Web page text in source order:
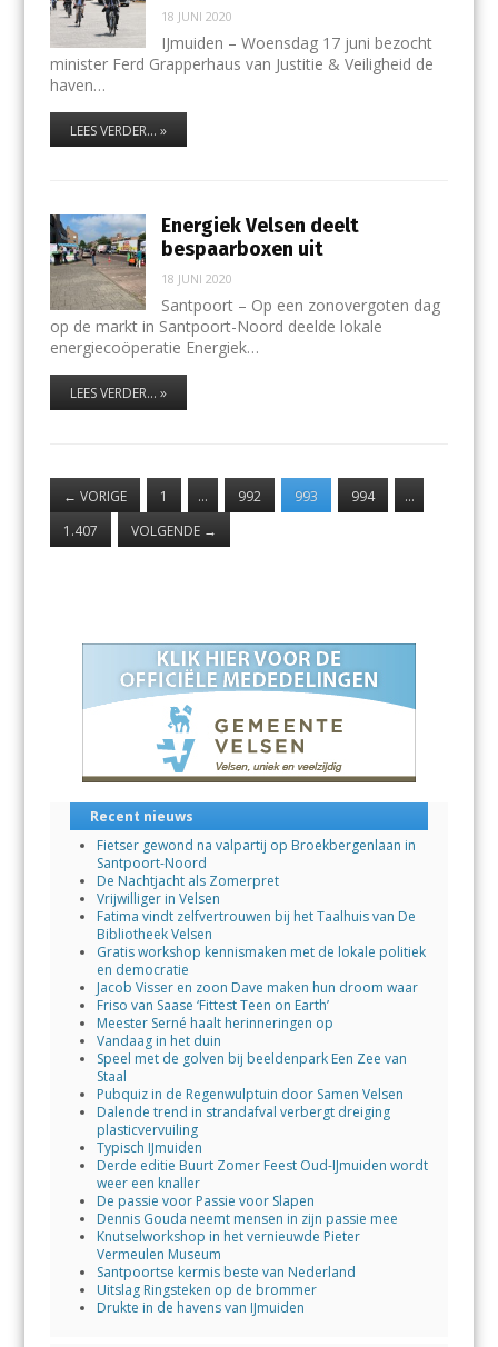
18 JUNI 2020
IJmuiden – Woensdag 17 juni bezocht
minister Ferd Grapperhaus van Justitie & Veiligheid de
haven…
LEES VERDER... »
Energiek Velsen deelt
bespaarboxen uit
18 JUNI 2020
Santpoort – Op een zonovergoten dag
op de markt in Santpoort-Noord deelde lokale
energiecoöperatie Energiek…
LEES VERDER... »
← VORIGE 1 … 992 993 994
…
1.407
VOLGENDE →
Recent nieuws
Fietser gewond na valpartij op Broekbergenlaan in
Santpoort-Noord
De Nachtjacht als Zomerpret
Vrijwilliger in Velsen
Fatima vindt zelfvertrouwen bij het Taalhuis van De
Bibliotheek Velsen
Gratis workshop kennismaken met de lokale politiek
en democratie
Jacob Visser en zoon Dave maken hun droom waar
Friso van Saase ‘Fittest Teen on Earth’
Meester Serné haalt herinneringen op
Vandaag in het duin
Speel met de golven bij beeldenpark Een Zee van
Staal
Pubquiz in de Regenwulptuin door Samen Velsen
Dalende trend in strandafval verbergt dreiging
plasticvervuiling
Typisch IJmuiden
Derde editie Buurt Zomer Feest Oud-IJmuiden wordt
weer een knaller
De passie voor Passie voor Slapen
Dennis Gouda neemt mensen in zijn passie mee
Knutselworkshop in het vernieuwde Pieter
Vermeulen Museum
Santpoortse kermis beste van Nederland
Uitslag Ringsteken op de brommer
Drukte in de havens van IJmuiden